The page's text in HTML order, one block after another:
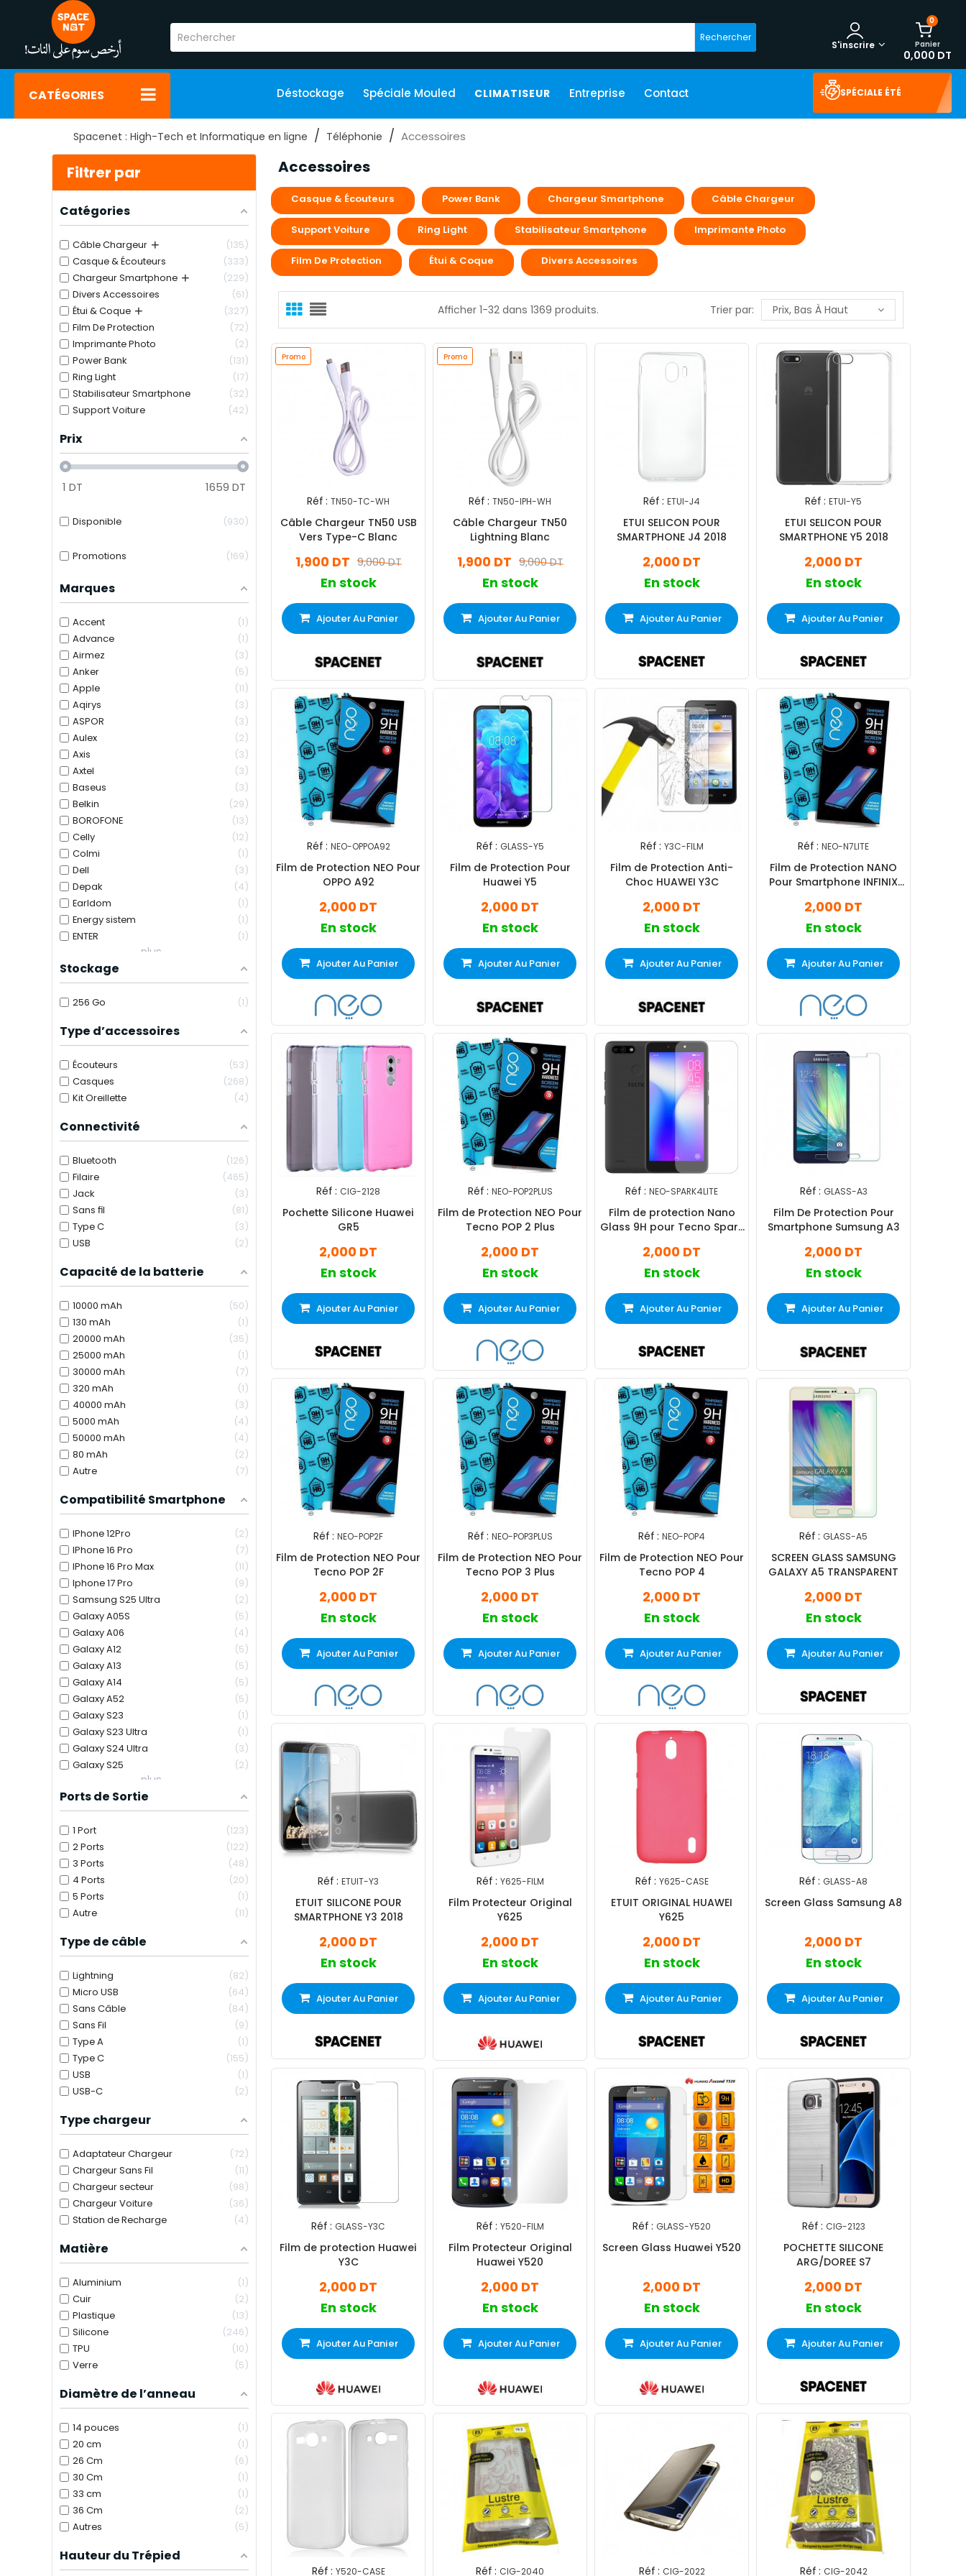
Rechercher
0
Panier
0,000 DT
S'inscrire
CATÉGORIES Déstockage Spéciale Mouled CLIMATISEUR Entreprise Contact SPÉCIALE ÉTÉ
Spacenet : High-Tech et Informatique en ligne Téléphonie Accessoires
Filtrer par
Catégories
Câble Chargeur +
135
Casque & Écouteurs
333
Chargeur Smartphone +
229
Divers Accessoires
61
Étui & Coque +
327
Film De Protection
72
Imprimante Photo
2
Power Bank
131
Ring Light
17
Stabilisateur Smartphone
32
Support Voiture
42
Prix
1 DT 1659 DT
Disponible 930
Promotions 169
Marques
Accent
1
Advance
1
Airmez
3
Anker
5
Apple
11
Aqirys
3
ASPOR
3
Aulex
2
Axis
3
Axtel
3
Baseus
3
Belkin
29
BOROFONE
13
Celly
12
Colmi
1
Dell
3
Depak
4
Earldom
1
Energy sistem
1
ENTER
1
plus...
Stockage
256 Go 1
Type d’accessoires
Écouteurs
53
Casques
268
Kit Oreillette
4
Connectivité
Bluetooth
126
Filaire
465
Jack
3
Sans fil
81
Type C
3
USB
2
Capacité de la batterie
10000 mAh
50
130 mAh
1
20000 mAh
35
25000 mAh
1
30000 mAh
7
320 mAh
1
40000 mAh
3
5000 mAh
4
50000 mAh
4
80 mAh
2
Autre
7
Compatibilité Smartphone
IPhone 12Pro
2
IPhone 16 Pro
7
IPhone 16 Pro Max
11
Iphone 17 Pro
9
Samsung S25 Ultra
2
Galaxy A05S
5
Galaxy A06
4
Galaxy A12
5
Galaxy A13
5
Galaxy A14
5
Galaxy A52
5
Galaxy S23
1
Galaxy S23 Ultra
1
Galaxy S24 Ultra
3
Galaxy S25
2
plus...
Ports de Sortie
1 Port
123
2 Ports
122
3 Ports
48
4 Ports
20
5 Ports
1
Autre
11
Type de câble
Lightning
82
Micro USB
64
Sans Câble
84
Sans Fil
9
Type A
1
Type C
155
USB
1
USB-C
2
Type chargeur
Adaptateur Chargeur
72
Chargeur Sans Fil
11
Chargeur secteur
98
Chargeur Voiture
36
Station de Recharge
4
Matière
Aluminium
1
Cuir
2
Plastique
13
Silicone
246
TPU
10
Verre
5
Diamètre de l’anneau
14 pouces
1
20 cm
1
26 Cm
6
30 Cm
1
33 cm
1
36 Cm
2
Autres
5
Hauteur du Trépied
Accessoires
Casque & Écouteurs Power Bank Chargeur Smartphone Câble Chargeur
Support Voiture Ring Light Stabilisateur Smartphone Imprimante Photo
Film De Protection Étui & Coque Divers Accessoires
Afficher 1-32 dans 1369 produits. Trier par: Prix, Bas À Haut
Promo
Réf : TN50-TC-WH
Câble Chargeur TN50 USB
Vers Type-C Blanc
9,000 DT
1,900 DT
En stock
Ajouter Au Panier
Promo
Réf : TN50-IPH-WH
Câble Chargeur TN50
Lightning Blanc
9,000 DT
1,900 DT
En stock
Ajouter Au Panier
Réf : ETUI-J4
ETUI SELICON POUR
SMARTPHONE J4 2018
2,000 DT
En stock
Ajouter Au Panier
Réf : ETUI-Y5
ETUI SELICON POUR
SMARTPHONE Y5 2018
2,000 DT
En stock
Ajouter Au Panier
Réf : NEO-OPPOA92
Film de Protection NEO Pour
OPPO A92
2,000 DT
En stock
Ajouter Au Panier
Réf : GLASS-Y5
Film de Protection Pour
Huawei Y5
2,000 DT
En stock
Ajouter Au Panier
Réf : Y3C-FILM
Film de Protection Anti-
Choc HUAWEI Y3C
2,000 DT
En stock
Ajouter Au Panier
Réf : NEO-N7LITE
Film de Protection NANO
Pour Smartphone INFINIX
2,000 DT
En stock
Ajouter Au Panier
Réf : CIG-2128
Pochette Silicone Huawei
GR5
2,000 DT
En stock
Ajouter Au Panier
Réf : NEO-POP2PLUS
Film de Protection NEO Pour
Tecno POP 2 Plus
2,000 DT
En stock
Ajouter Au Panier
Réf : NEO-SPARK4LITE
Film de protection Nano
Glass 9H pour Tecno Spark
2,000 DT
En stock
Ajouter Au Panier
Réf : GLASS-A3
Film De Protection Pour
Smartphone Sumsung A3
2,000 DT
En stock
Ajouter Au Panier
Réf : NEO-POP2F
Film de Protection NEO Pour
Tecno POP 2F
2,000 DT
En stock
Ajouter Au Panier
Réf : NEO-POP3PLUS
Film de Protection NEO Pour
Tecno POP 3 Plus
2,000 DT
En stock
Ajouter Au Panier
Réf : NEO-POP4
Film de Protection NEO Pour
Tecno POP 4
2,000 DT
En stock
Ajouter Au Panier
Réf : GLASS-A5
SCREEN GLASS SAMSUNG
GALAXY A5 TRANSPARENT
2,000 DT
En stock
Ajouter Au Panier
Réf : ETUIT-Y3
ETUIT SILICONE POUR
SMARTPHONE Y3 2018
2,000 DT
En stock
Ajouter Au Panier
Réf : Y625-FILM
Film Protecteur Original
Y625
2,000 DT
En stock
Ajouter Au Panier
Réf : Y625-CASE
ETUIT ORIGINAL HUAWEI
Y625
2,000 DT
En stock
Ajouter Au Panier
Réf : GLASS-A8
Screen Glass Samsung A8
2,000 DT
En stock
Ajouter Au Panier
Réf : GLASS-Y3C
Film de protection Huawei
Y3C
2,000 DT
En stock
Ajouter Au Panier
Réf : Y520-FILM
Film Protecteur Original
Huawei Y520
2,000 DT
En stock
Ajouter Au Panier
Réf : GLASS-Y520
Screen Glass Huawei Y520
2,000 DT
En stock
Ajouter Au Panier
Réf : CIG-2123
POCHETTE SILICONE
ARG/DOREE S7
2,000 DT
En stock
Ajouter Au Panier
Réf : Y520-CASE Réf : CIG-2040 Réf : CIG-2022 Réf : CIG-2042